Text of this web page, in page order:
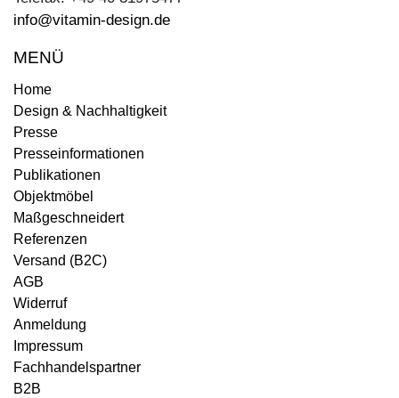
info@vitamin-design.de
MENÜ
Home
Design & Nachhaltigkeit
Presse
Presseinformationen
Publikationen
Objektmöbel
Maßgeschneidert
Referenzen
Versand (B2C)
AGB
Widerruf
Anmeldung
Impressum
Fachhandelspartner
B2B